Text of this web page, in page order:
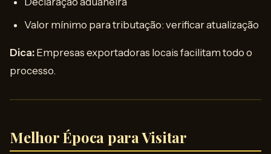
Valor mínimo para tributação: verificar atualização
Dica: Empresas exportadoras locais facilitam todo o
processo.
Melhor Época para Visitar